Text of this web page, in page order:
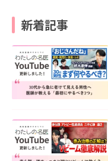
新着記事